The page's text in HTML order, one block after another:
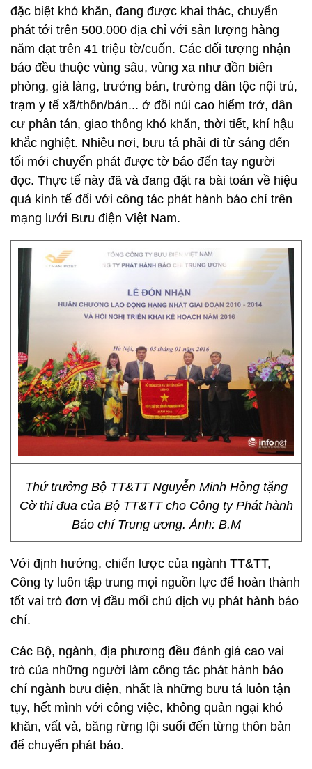
đặc biệt khó khăn, đang được khai thác, chuyển
phát tới trên 500.000 địa chỉ với sản lượng hàng
năm đạt trên 41 triệu tờ/cuốn. Các đối tượng nhận
báo đều thuộc vùng sâu, vùng xa như đồn biên
phòng, già làng, trưởng bản, trường dân tộc nội trú,
trạm y tế xã/thôn/bản... ở đồi núi cao hiểm trở, dân
cư phân tán, giao thông khó khăn, thời tiết, khí hậu
khắc nghiệt. Nhiều nơi, bưu tá phải đi từ sáng đến
tối mới chuyển phát được tờ báo đến tay người
đọc. Thực tế này đã và đang đặt ra bài toán về hiệu
quả kinh tế đối với công tác phát hành báo chí trên
mạng lưới Bưu điện Việt Nam.
Thứ trưởng Bộ TT&TT Nguyễn Minh Hồng tặng
Cờ thi đua của Bộ TT&TT cho Công ty Phát hành
Báo chí Trung ương. Ảnh: B.M
Với định hướng, chiến lược của ngành TT&TT,
Công ty luôn tập trung mọi nguồn lực để hoàn thành
tốt vai trò đơn vị đầu mối chủ dịch vụ phát hành báo
chí.
Các Bộ, ngành, địa phương đều đánh giá cao vai
trò của những người làm công tác phát hành báo
chí ngành bưu điện, nhất là những bưu tá luôn tận
tụy, hết mình với công việc, không quản ngại khó
khăn, vất vả, băng rừng lội suối đến từng thôn bản
để chuyển phát báo.